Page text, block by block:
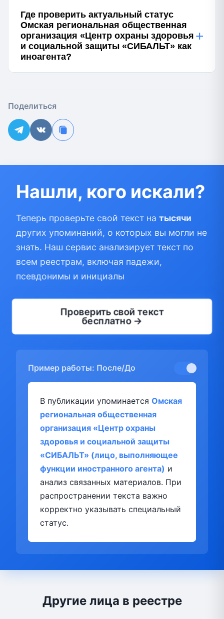
Где проверить актуальный статус
Омская региональная общественная
организация «Центр охраны здоровья
и социальной защиты «СИБАЛЬТ» как
иноагента?
+
Поделиться
Нашли, кого искали?
Теперь проверьте свой текст на тысячи
других упоминаний, о которых вы могли не
знать. Наш сервис анализирует текст по
всем реестрам, включая падежи,
псевдонимы и инициалы
Проверить свой текст
бесплатно →
Пример работы: После/До
В публикации упоминается Омская
региональная общественная
организация «Центр охраны
здоровья и социальной защиты
«СИБАЛЬТ» (лицо, выполняющее
функции иностранного агента) и
анализ связанных материалов. При
распространении текста важно
корректно указывать специальный
статус.
Другие лица в реестре